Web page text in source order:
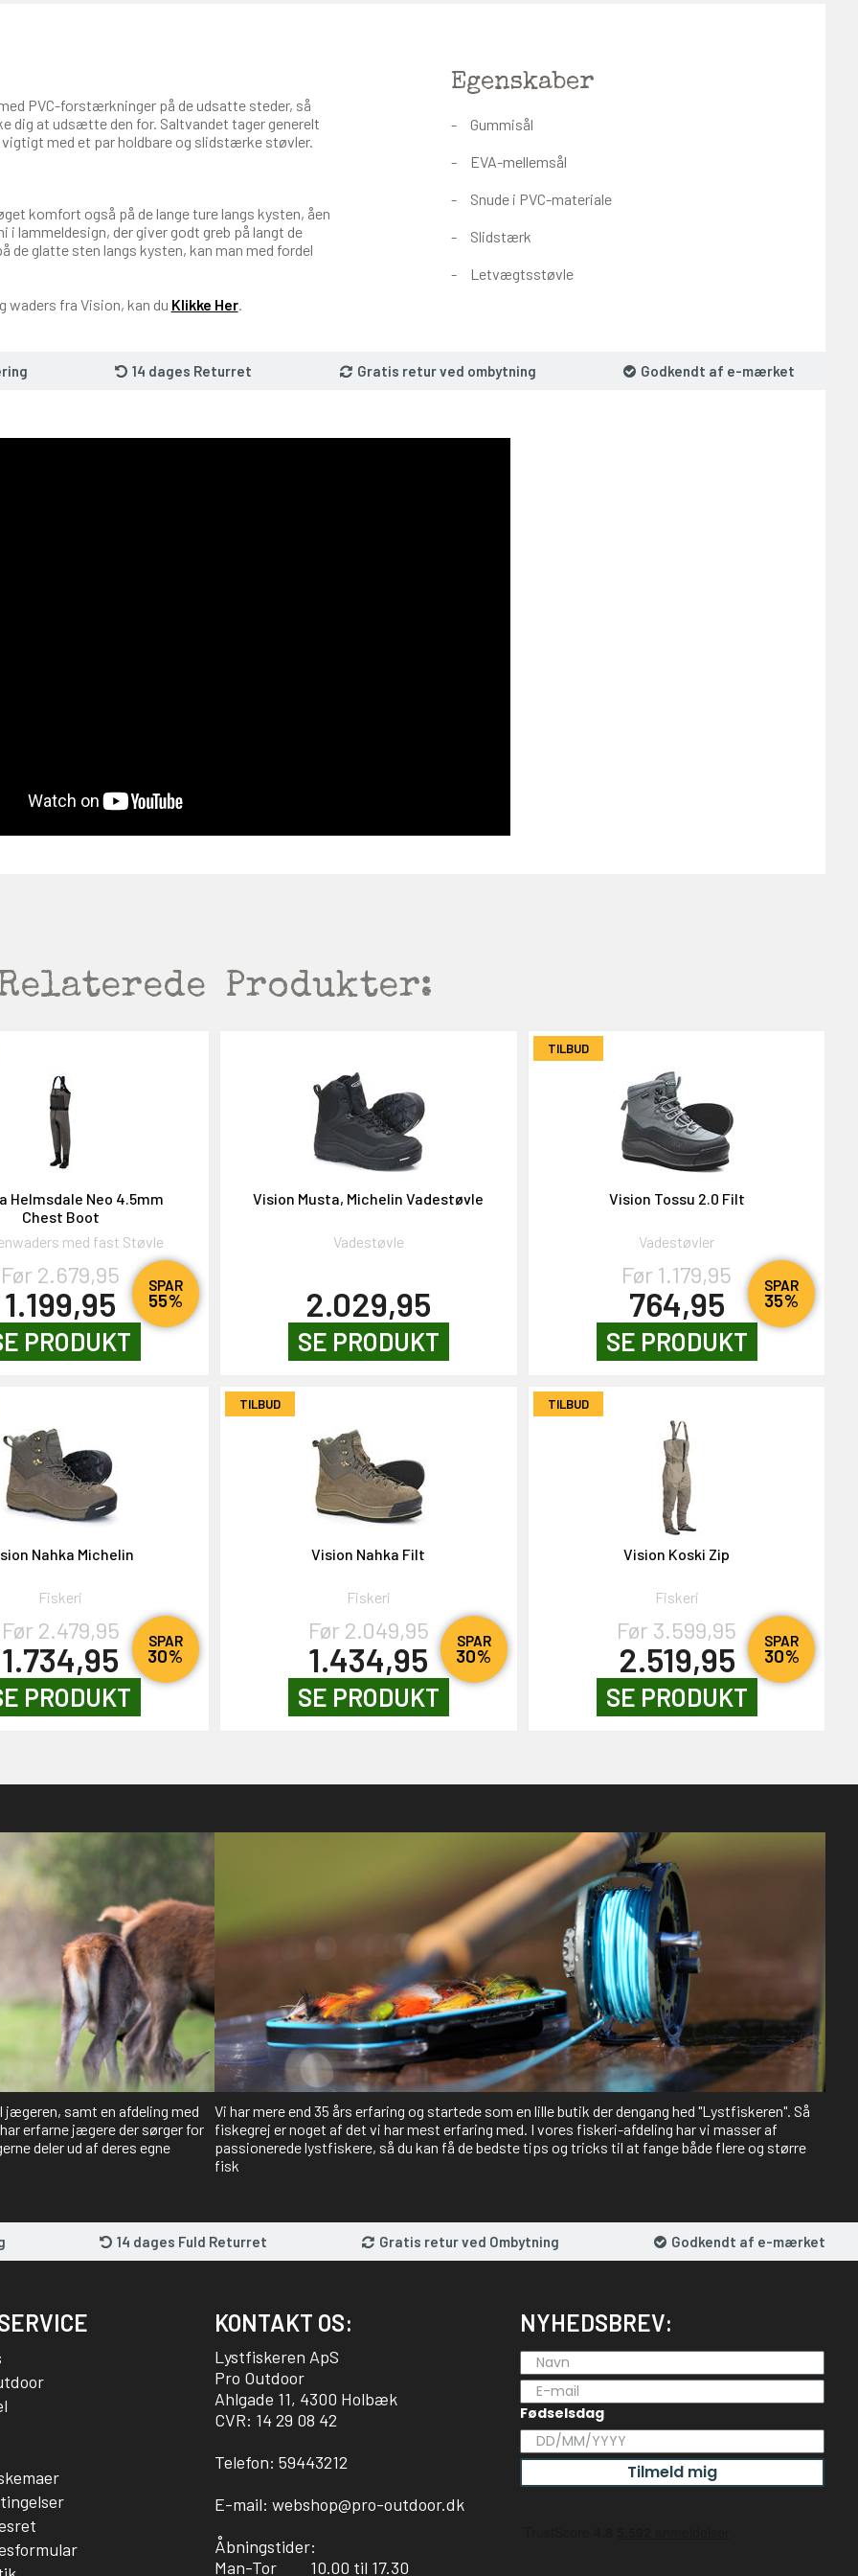
PVC-forstærkninger på de udsatte steder, så
dig at udsætte den for. Saltvandet tager generelt
med et par holdbare og slidstærke støvler.
komfort også på de lange ture langs kysten, åen
lammeldesign, der giver godt greb på langt de
de glatte sten langs kysten, kan man med fordel
fra Vision, kan du Klikke Her.
Egenskaber
Gummisål
EVA-mellemsål
Snude i PVC-materiale
Slidstærk
Letvægtsstøvle
14 dages Returret Gratis retur ved ombytning Godkendt af e-mærket
Produkter:
SPAR
55%
Helmsdale Neo 4.5mm
Chest Boot
med fast Støvle
Før 2.679,95
1.199,95
PRODUKT
Vision Musta, Michelin Vadestøvle
Vadestøvle
2.029,95
SE PRODUKT
TILBUD
SPAR
35%
Vision Tossu 2.0 Filt
Vadestøvler
Før 1.179,95
764,95
SE PRODUKT
SPAR
30%
Nahka Michelin
Fiskeri
Før 2.479,95
1.734,95
PRODUKT
TILBUD
SPAR
30%
Vision Nahka Filt
Fiskeri
Før 2.049,95
1.434,95
SE PRODUKT
TILBUD
SPAR
30%
Vision Koski Zip
Fiskeri
Før 3.599,95
2.519,95
SE PRODUKT
samt en afdeling med
erfarne jægere der sørger for
deler ud af deres egne
Vi har mere end 35 års erfaring og startede som en lille butik der dengang hed "Lystfiskeren". Så
fiskegrej er noget af det vi har mest erfaring med. I vores fiskeri-afdeling har vi masser af
passionerede lystfiskere, så du kan få de bedste tips og tricks til at fange både flere og større
fisk
14 dages Fuld Returret Gratis retur ved Ombytning Godkendt af e-mærket
KONTAKT OS:
Lystfiskeren ApS
Pro Outdoor
Ahlgade 11, 4300 Holbæk
CVR: 14 29 08 42
Telefon: 59443212
E-mail: webshop@pro-outdoor.dk
Åbningstider:
Man-Tor
10.00 til 17.30
NYHEDSBREV:
Fødselsdag
Tilmeld mig